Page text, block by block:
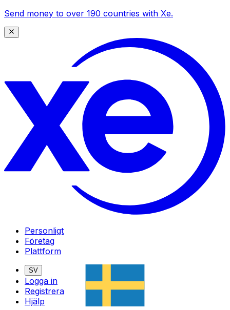
Send money to over 190 countries with Xe.
Personligt
Företag
Plattform
SV
Logga in
Registrera
Hjälp